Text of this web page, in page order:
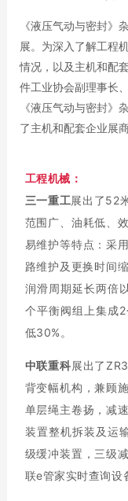
《液压气动与密封》
展。为深入了解工程
情况，以及主机和配
件工业协会副理事长
《液压气动与密封》
了主机和配套企业展
工程机械：
三一重工展出了52
范围广、油耗低、
易维护等特点：采
路维护及更换时间
润滑周期延长两倍
个平衡阀组上集成
低30%。
中联重科展出了
背变幅机构，兼顾
单层绳主卷扬，减
装置整机拆装及运
级缓冲装置，三级
联e管家实时查询设